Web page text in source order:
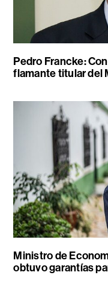
Pedro Francke:
flamante titular del
Ministro de
obtuvo garantías